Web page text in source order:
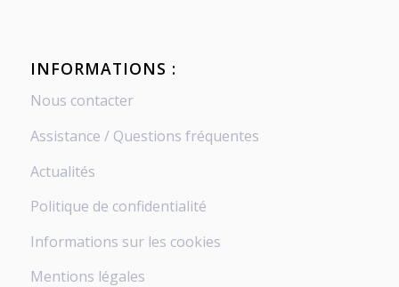
INFORMATIONS :
Nous contacter
Assistance / Questions fréquentes
Actualités
Politique de confidentialité
Informations sur les cookies
Mentions légales